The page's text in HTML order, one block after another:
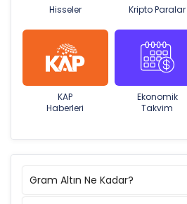
Hisseler Kripto Paralar
KAP
Haberleri
Ekonomik
Takvim
Gram Altın Ne Kadar?